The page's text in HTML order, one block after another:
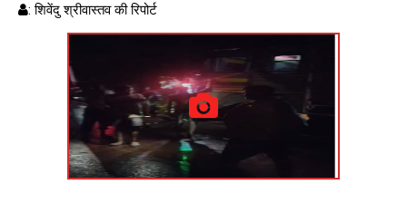
: शिवेंदु श्रीवास्तव की रिपोर्ट